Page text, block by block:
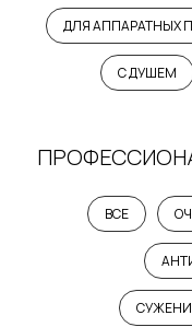
ДЛЯ АППАРАТНЫХ
С ДУШЕМ
ВСЕ